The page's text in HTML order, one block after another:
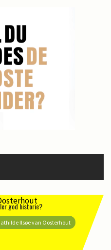
god historie?
Ilsøe van Oosterhout